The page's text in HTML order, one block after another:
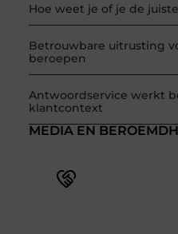
Hoe weet je of je de
Betrouwbare uitrusting
beroepen
Antwoordservice werkt
klantcontext
MEDIA EN